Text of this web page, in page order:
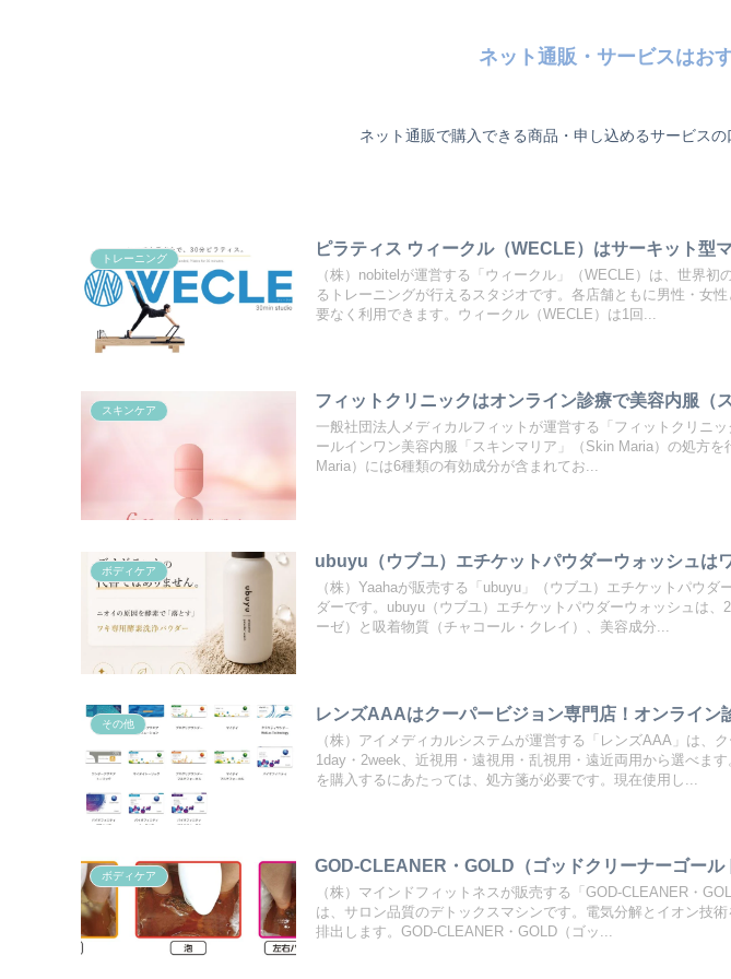
ネット通販・サービスはお
ネット通販で購入できる商品・申し込めるサービス
トレーニング
ピラティス ウィークル（WECLE）はサーキット型
（株）nobitelが運営する「ウィークル」（WECLE）は、世界初
るトレーニングが行えるスタジオです。各店舗ともに男性・女
要なく利用できます。ウィークル（WECLE）は1回...
スキンケア
フィットクリニックはオンライン診療で美容内服（
一般社団法人メディカルフィットが運営する「フィットクリニ
ールインワン美容内服「スキンマリア」（Skin Maria）の処方
Maria）には6種類の有効成分が含まれてお...
ボディケア
ubuyu（ウブユ）エチケットパウダーウォッシュは
（株）Yaahaが販売する「ubuyu」（ウブユ）エチケットパウダ
ダーです。ubuyu（ウブユ）エチケットパウダーウォッシュは
ーゼ）と吸着物質（チャコール・クレイ）、美容成分...
その他
レンズAAAはクーパービジョン専門店！オンライン
（株）アイメディカルシステムが運営する「レンズAAA」は、
1day・2week、近視用・遠視用・乱視用・遠近両用から選べま
を購入するにあたっては、処方箋が必要です。現在使用し...
ボディケア
GOD-CLEANER・GOLD（ゴッドクリーナーゴール
（株）マインドフィットネスが販売する「GOD-CLEANER・
は、サロン品質のデトックスマシンです。電気分解とイオン技
排出します。GOD-CLEANER・GOLD（ゴッ...